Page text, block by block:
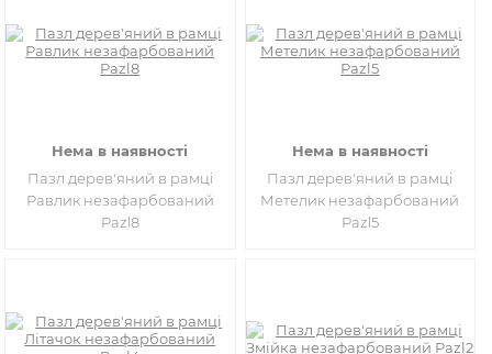
Нема в наявності
Пазл дерев'яний в рамці
Равлик незафарбований
Pazl8
Нема в наявності
Пазл дерев'яний в рамці
Метелик незафарбований
Pazl5